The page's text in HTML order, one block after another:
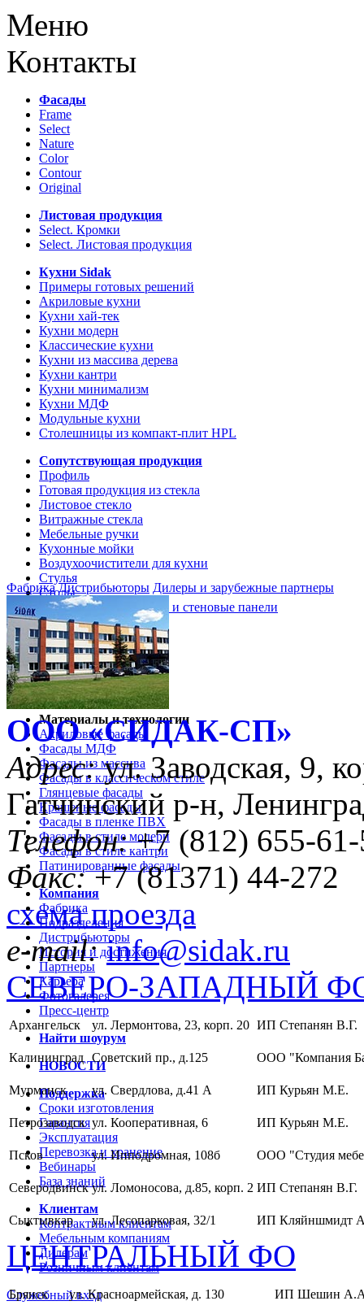
Меню
Контакты
Фасады
Frame
Select
Nature
Color
Contour
Original
Листовая продукция
Select. Кромки
Select. Листовая продукция
Кухни Sidak
Примеры готовых решений
Акриловые кухни
Кухни хай-тек
Кухни модерн
Классические кухни
Кухни из массива дерева
Кухни кантри
Кухни минимализм
Кухни МДФ
Модульные кухни
Столешницы из компакт-плит HPL
Сопутствующая продукция
Профиль
Готовая продукция из стекла
Листовое стекло
Витражные стекла
Мебельные ручки
Кухонные мойки
Воздухоочистители для кухни
Стулья
Столы
Кухонные столешницы и стеновые панели
Кухни и мебель
Кухни Softline Marine
Кухни Сидак-СП
Гид по декорам
Материалы и технологии
Акриловые фасады
Фасады МДФ
Фасады из массива
Фасады в классическом стиле
Глянцевые фасады
Крашеные фасады
Фасады в пленке ПВХ
Фасады в стиле модерн
Фасады в стиле кантри
Патинированные фасады
Компания
Фабрика
Подразделения
Дистрибьюторы
История и достижения
Партнеры
Карьера
Фотогалерея
Пресс-центр
Найти шоурум
НОВОСТИ
Поддержка
Сроки изготовления
Гарантия
Эксплуатация
Перевозка и хранение
Вебинары
База знаний
Клиентам
Контрактным клиентам
Мебельным компаниям
Дилерам
Розничным клиентам
Служебный вход
Фабрика Дистрибьюторы Дилеры и зарубежные партнеры
ООО «CИДАК-СП»
Адрес:ул. Заводская, 9,
Гатчинский р-н,
Телефон:+7 (812) 655-
Факс:+7 (81371) 44-272
схема проезда
e-mail: info@sidak.ru
СЕВЕРО-ЗАПАДНЫЙ
Архангельск ул. Лермонтова, 23, корп. 20 ИП Степанян В.Г.
Калининград Советский пр., д.125 ООО "Компания
Мурманск ул. Свердлова, д.41 А ИП Курьян М.Е.
Петрозаводск ул. Кооперативная, 6 ИП Курьян М.Е.
Псков ул. Ипподромная, 108б ООО "Студия
Северодвинск ул. Ломоносова, д.85, корп. 2 ИП Степанян В.Г.
Сыктывкар ул. Лесопарковая, 32/1 ИП Кляйншмидт
ЦЕНТРАЛЬНЫЙ ФО
Брянск ул. Красноармейская, д. 130 ИП Шешин